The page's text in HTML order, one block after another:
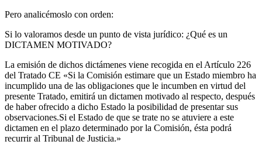
Pero analicémoslo con orden:
Si lo valoramos desde un punto de vista jurídico: ¿Qué es un
DICTAMEN MOTIVADO?
La emisión de dichos dictámenes viene recogida en el Artículo 226
del Tratado CE «Si la Comisión estimare que un Estado miembro ha
incumplido una de las obligaciones que le incumben en virtud del
presente Tratado, emitirá un dictamen motivado al respecto, después
de haber ofrecido a dicho Estado la posibilidad de presentar sus
observaciones.Si el Estado de que se trate no se atuviere a este
dictamen en el plazo determinado por la Comisión, ésta podrá
recurrir al Tribunal de Justicia.»